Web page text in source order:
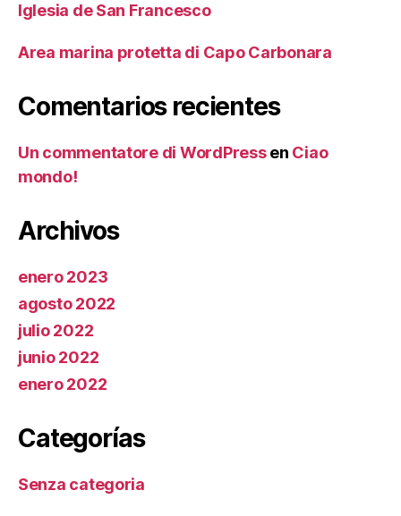
Iglesia de San Francesco
Area marina protetta di Capo Carbonara
Comentarios recientes
Un commentatore di WordPressen Ciao
mondo!
Archivos
enero 2023
agosto 2022
julio 2022
junio 2022
enero 2022
Categorías
Senza categoria